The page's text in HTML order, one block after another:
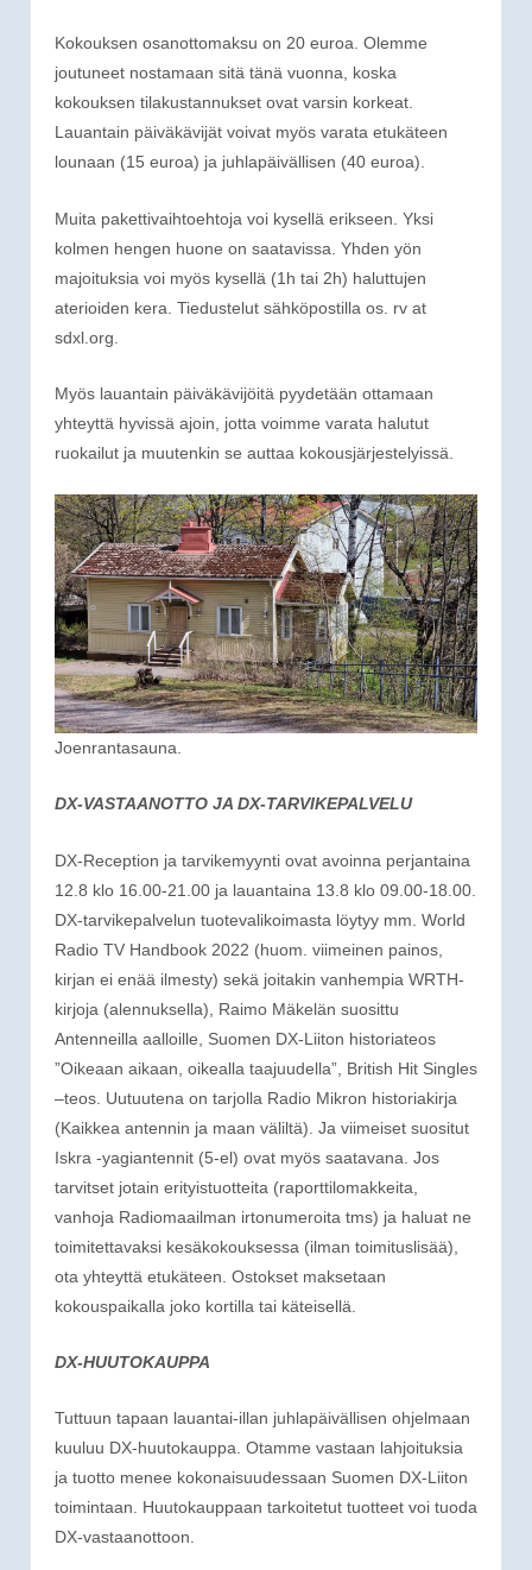
Kokouksen osanottomaksu on 20 euroa. Olemme
joutuneet nostamaan sitä tänä vuonna, koska
kokouksen tilakustannukset ovat varsin korkeat.
Lauantain päiväkävijät voivat myös varata etukäteen
lounaan (15 euroa) ja juhlapäivällisen (40 euroa).
Muita pakettivaihtoehtoja voi kysellä erikseen. Yksi
kolmen hengen huone on saatavissa. Yhden yön
majoituksia voi myös kysellä (1h tai 2h) haluttujen
aterioiden kera. Tiedustelut sähköpostilla os. rv at
sdxl.org.
Myös lauantain päiväkävijöitä pyydetään ottamaan
yhteyttä hyvissä ajoin, jotta voimme varata halutut
ruokailut ja muutenkin se auttaa kokousjärjestelyissä.
Joenrantasauna.
DX-VASTAANOTTO JA DX-TARVIKEPALVELU
DX-Reception ja tarvikemyynti ovat avoinna perjantaina
12.8 klo 16.00-21.00 ja lauantaina 13.8 klo 09.00-18.00.
DX-tarvikepalvelun tuotevalikoimasta löytyy mm. World
Radio TV Handbook 2022 (huom. viimeinen painos,
kirjan ei enää ilmesty) sekä joitakin vanhempia WRTH-
kirjoja (alennuksella), Raimo Mäkelän suosittu
Antenneilla aalloille, Suomen DX-Liiton historiateos
”Oikeaan aikaan, oikealla taajuudella”, British Hit Singles
–teos. Uutuutena on tarjolla Radio Mikron historiakirja
(Kaikkea antennin ja maan väliltä). Ja viimeiset suositut
Iskra -yagiantennit (5-el) ovat myös saatavana. Jos
tarvitset jotain erityistuotteita (raporttilomakkeita,
vanhoja Radiomaailman irtonumeroita tms) ja haluat ne
toimitettavaksi kesäkokouksessa (ilman toimituslisää),
ota yhteyttä etukäteen. Ostokset maksetaan
kokouspaikalla joko kortilla tai käteisellä.
DX-HUUTOKAUPPA
Tuttuun tapaan lauantai-illan juhlapäivällisen ohjelmaan
kuuluu DX-huutokauppa. Otamme vastaan lahjoituksia
ja tuotto menee kokonaisuudessaan Suomen DX-Liiton
toimintaan. Huutokauppaan tarkoitetut tuotteet voi tuoda
DX-vastaanottoon.